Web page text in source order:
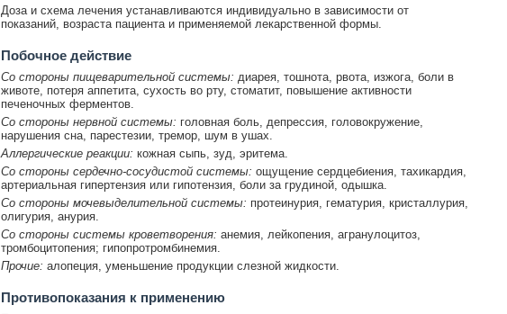
Доза и схема лечения устанавливаются индивидуально в зависимости от
показаний, возраста пациента и применяемой лекарственной формы.
Побочное действие
Со стороны пищеварительной системы: диарея, тошнота, рвота, изжога, боли в
животе, потеря аппетита, сухость во рту, стоматит, повышение активности
печеночных ферментов.
Со стороны нервной системы: головная боль, депрессия, головокружение,
нарушения сна, парестезии, тремор, шум в ушах.
Аллергические реакции: кожная сыпь, зуд, эритема.
Со стороны сердечно-сосудистой системы: ощущение сердцебиения, тахикардия,
артериальная гипертензия или гипотензия, боли за грудиной, одышка.
Со стороны мочевыделительной системы: протеинурия, гематурия, кристаллурия,
олигурия, анурия.
Со стороны системы кроветворения: анемия, лейкопения, агранулоцитоз,
тромбоцитопения; гипопротромбинемия.
Прочие: алопеция, уменьшение продукции слезной жидкости.
Противопоказания к применению